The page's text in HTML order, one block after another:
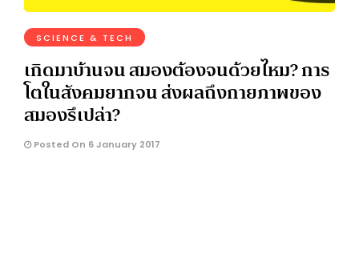
SCIENCE & TECH
เกิดมาบ้านจน สมองต้องจนด้วยไหม? การ
โตในสังคมยากจน ส่งผลถึงกายภาพของ
สมองรึเปล่า?
Posted On 6 January 2017